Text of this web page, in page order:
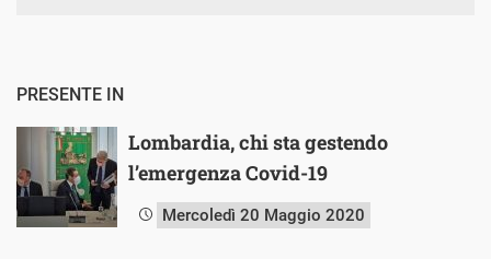
PRESENTE IN
Lombardia, chi sta gestendo
l’emergenza Covid-19
Mercoledì 20 Maggio 2020